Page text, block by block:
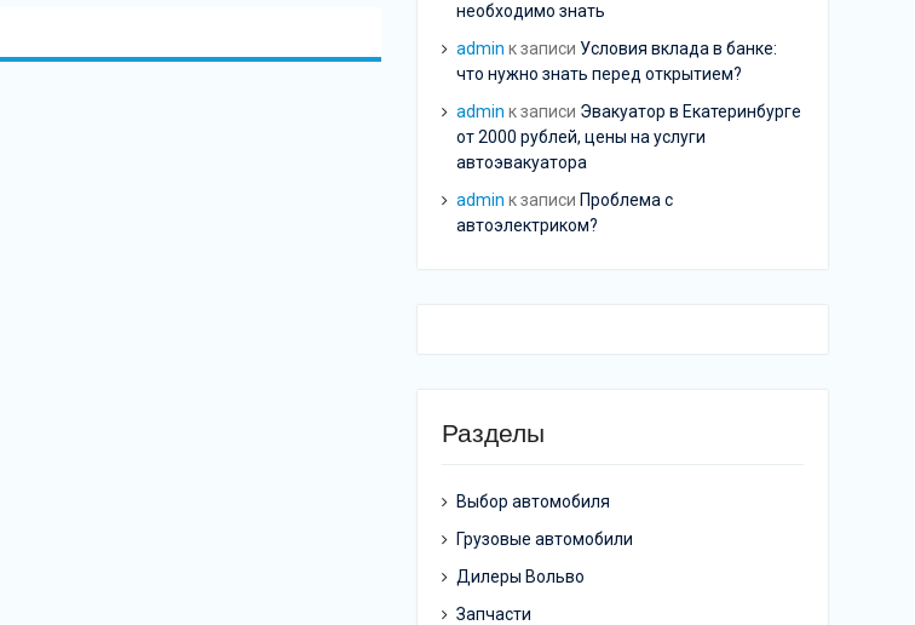
необходимо знать
admin к записи Условия вклада в банке:
что нужно знать перед открытием?
admin к записи Эвакуатор в Екатеринбурге
от 2000 рублей, цены на услуги
автоэвакуатора
admin к записи Проблема с
автоэлектриком?
Разделы
Выбор автомобиля
Грузовые автомобили
Дилеры Вольво
Запчасти